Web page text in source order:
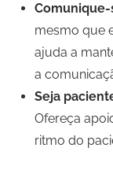
Comunique-
mesmo que
ajuda a
a
Seja
Ofereça
ritmo do